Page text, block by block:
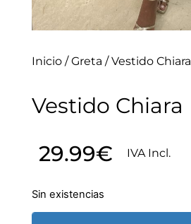
Inicio/Greta / Vestido Chiara
Vestido Chiara
29.99€ IVA Incl.
Sin existencias